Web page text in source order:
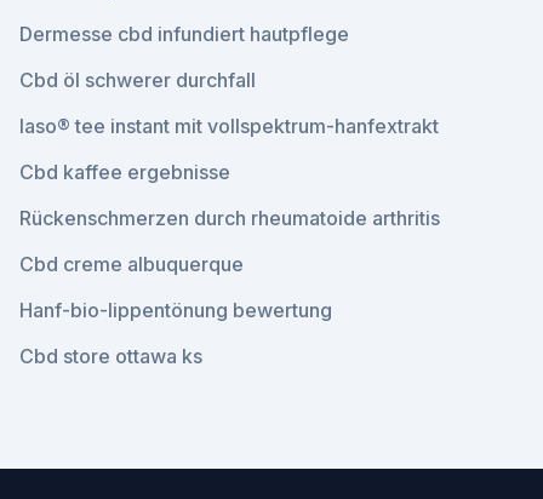
Dermesse cbd infundiert hautpflege
Cbd öl schwerer durchfall
Iaso® tee instant mit vollspektrum-hanfextrakt
Cbd kaffee ergebnisse
Rückenschmerzen durch rheumatoide arthritis
Cbd creme albuquerque
Hanf-bio-lippentönung bewertung
Cbd store ottawa ks